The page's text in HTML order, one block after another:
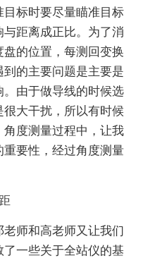
标时要尽量瞄准目标
距离成正比。为了消
的位置，每测回变换
的主要问题是主要是
由于做导线的时候选
大干扰，所以有时候
度测量过程中，让我
要性，经过角度测量
师和高老师又让我们
一些关于全站仪的基